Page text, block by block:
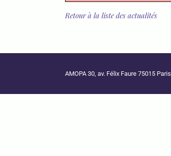
Retour à la liste des actualités
AMOPA 30, av. Félix Faure 75015 Paris